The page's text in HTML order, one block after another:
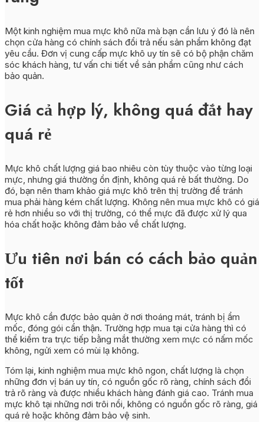
Một kinh nghiệm mua mực khô nữa mà bạn cần lưu ý đó là nên
chọn cửa hàng có chính sách đổi trả nếu sản phẩm không đạt
yêu cầu. Đơn vị cung cấp mực khô uy tín sẽ có bộ phận chăm
sóc khách hàng, tư vấn chi tiết về sản phẩm cũng như cách
bảo quản.
Giá cả hợp lý, không quá đắt hay
quá rẻ
Mực khô chất lượng giá bao nhiêu còn tùy thuộc vào từng loại
mực, nhưng giá thường ổn định, không quá rẻ bất thường. Do
đó, bạn nên tham khảo giá mực khô trên thị trường để tránh
mua phải hàng kém chất lượng. Không nên mua mực khô có giá
rẻ hơn nhiều so với thị trường, có thể mực đã được xử lý qua
hóa chất hoặc không đảm bảo về chất lượng.
Ưu tiên nơi bán có cách bảo quản
tốt
Mực khô cần được bảo quản ở nơi thoáng mát, tránh bị ẩm
mốc, đóng gói cẩn thận. Trường hợp mua tại cửa hàng thì có
thể kiểm tra trực tiếp bằng mắt thường xem mực có nấm mốc
không, ngửi xem có mùi lạ không.
Tóm lại, kinh nghiệm mua mực khô ngon, chất lượng là chọn
những đơn vị bán uy tín, có nguồn gốc rõ ràng, chính sách đổi
trả rõ ràng và được nhiều khách hàng đánh giá cao. Tránh mua
mực khô tại những nơi trôi nổi, không có nguồn gốc rõ ràng, giá
quá rẻ hoặc không đảm bảo vệ sinh.